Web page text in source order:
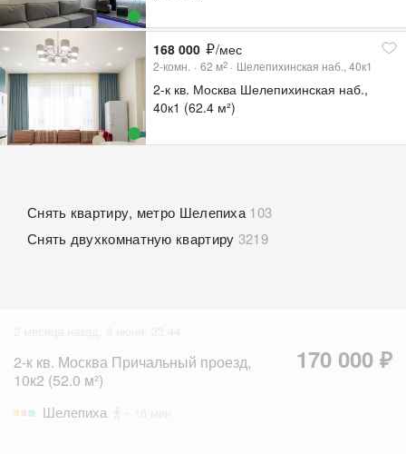
168 000 /мес
2-комн. 62 м2 Шелепихинская наб., 40к1
2-к кв. Москва Шелепихинская наб.,
40к1 (62.4 м²)
Снять квартиру, метро Шелепиха 103
Снять двухкомнатную квартиру 3219
2-к кв. Москва Причальный проезд,
10к2 (52.0 м²)
170 000 ₽
Шелепиха